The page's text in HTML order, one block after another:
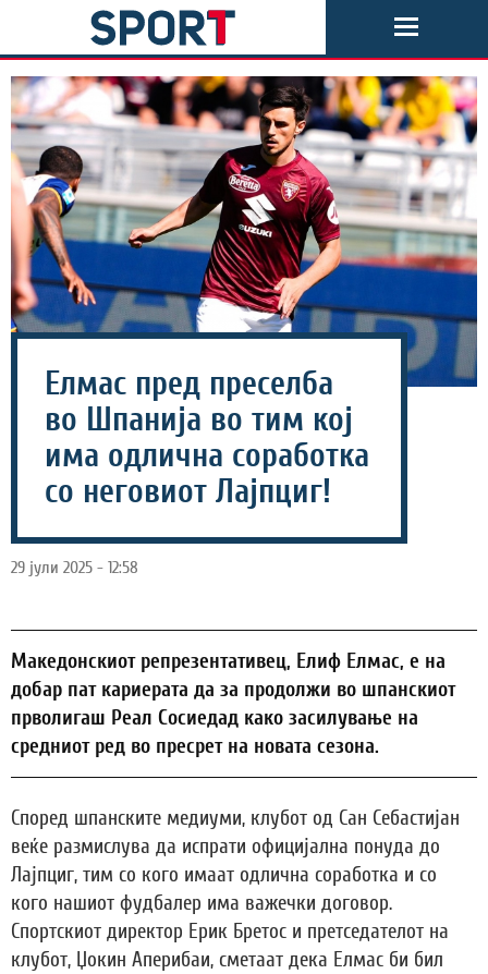
Елмас пред преселба
во Шпанија во тим кој
има одлична соработка
со неговиот Лајпциг!
29 јули 2025 - 12:58
Македонскиот репрезентативец, Елиф Елмас, е на
добар пат кариерата да за продолжи во шпанскиот
прволигаш Реал Сосиедад како засилување на
средниот ред во пресрет на новата сезона.
Според шпанските медиуми, клубот од Сан Себастијан
веќе размислува да испрати официјална понуда до
Лајпциг, тим со кого имаат одлична соработка и со
кого нашиот фудбалер има важечки договор.
Спортскиот директор Ерик Бретос и претседателот на
клубот, Џокин Аперибаи, сметаат дека Елмас би бил